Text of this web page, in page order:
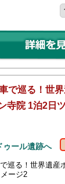
で巡る！世
寺院 1泊2日
ゥール遺跡へ